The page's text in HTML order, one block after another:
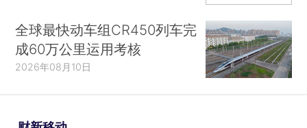
全球最快动车组CR450列车完
成60万公里运用考核
2026年08月10日